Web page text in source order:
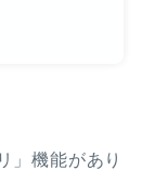
」機能があり